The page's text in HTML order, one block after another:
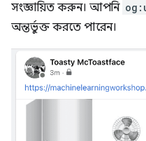
সংজ্ঞায়িত করুন। আপনি
অন্তর্ভুক্ত করতে পারেন।